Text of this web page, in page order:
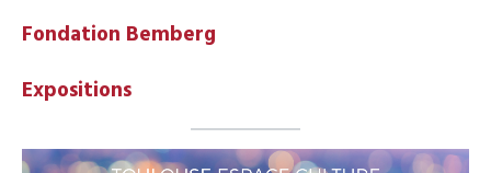
Fondation Bemberg
Expositions